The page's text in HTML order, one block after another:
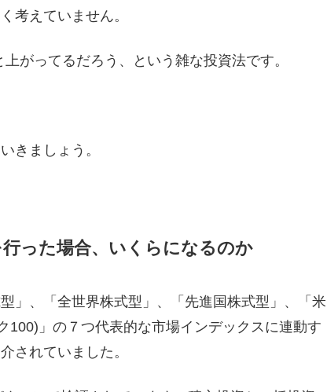
考えていません。
がってるだろう、という雑な投資法です。
きましょう。
った場合、いくらになるのか
」、「全世界株式型」、「先進国株式型」、「米
100)」の７つ代表的な市場インデックスに連動す
されていました。